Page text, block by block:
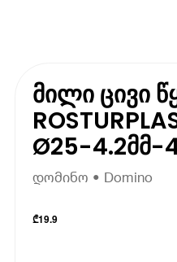
მილი ცივი
Ø25-4.2მმ-
დომინო • Domino
₾19.9